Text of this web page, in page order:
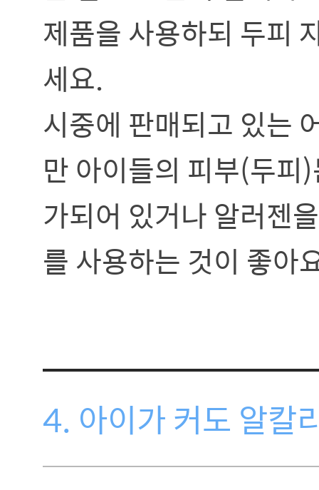
제품을 사용하되 두피
세요.
시중에 판매되고 있는
만 아이들의 피부(두피
가되어 있거나 알러젠
를 사용하는 것이 좋아
4. 아이가 커도 알칼